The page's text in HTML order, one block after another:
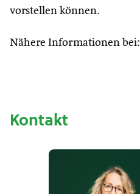
vorstellen können.
Nähere Informationen bei:
Kontakt